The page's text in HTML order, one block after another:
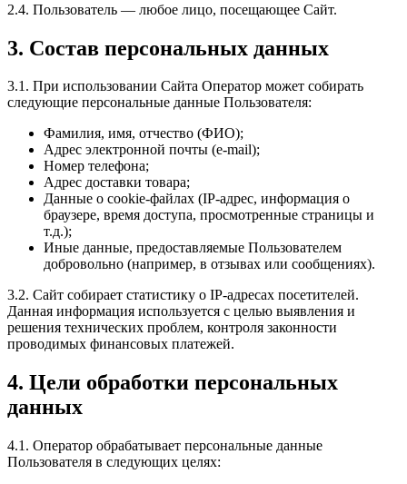
2.4. Пользователь — любое лицо, посещающее Сайт.
3. Состав персональных данных
3.1. При использовании Сайта Оператор может собирать
следующие персональные данные Пользователя:
Фамилия, имя, отчество (ФИО);
Адрес электронной почты (e-mail);
Номер телефона;
Адрес доставки товара;
Данные о cookie-файлах (IP-адрес, информация о
браузере, время доступа, просмотренные страницы и
т.д.);
Иные данные, предоставляемые Пользователем
добровольно (например, в отзывах или сообщениях).
3.2. Сайт собирает статистику о IP-адресах посетителей.
Данная информация используется с целью выявления и
решения технических проблем, контроля законности
проводимых финансовых платежей.
4. Цели обработки персональных
данных
4.1. Оператор обрабатывает персональные данные
Пользователя в следующих целях: